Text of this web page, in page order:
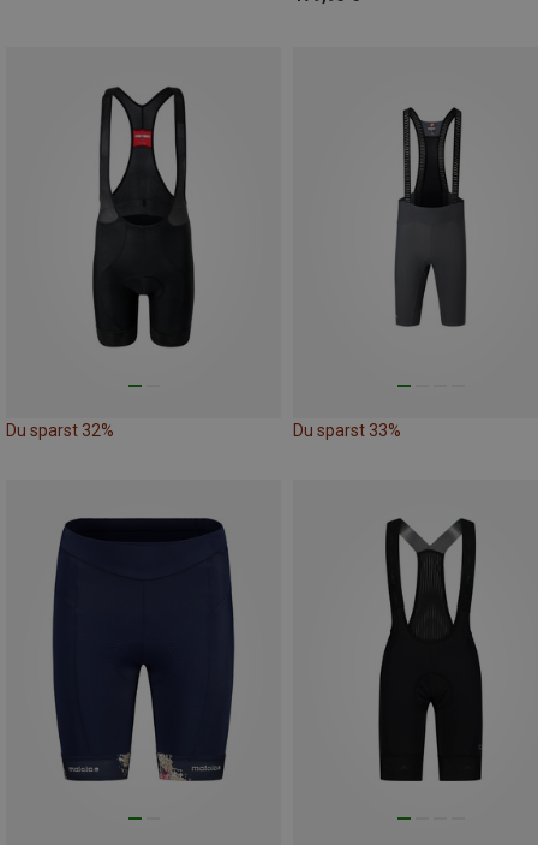
Du sparst 32% Du sparst 33%